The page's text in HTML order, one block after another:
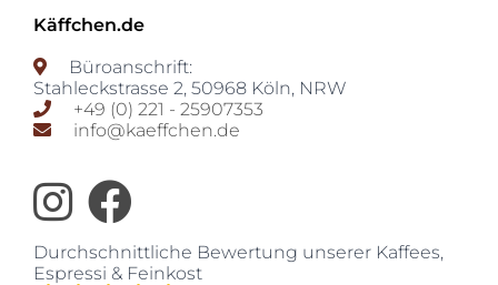
Käffchen.de
Büroanschrift:
Stahleckstrasse 2, 50968 Köln, NRW
+49 (0) 221 - 25907353
info@kaeffchen.de
Durchschnittliche Bewertung unserer Kaffees,
Espressi & Feinkost